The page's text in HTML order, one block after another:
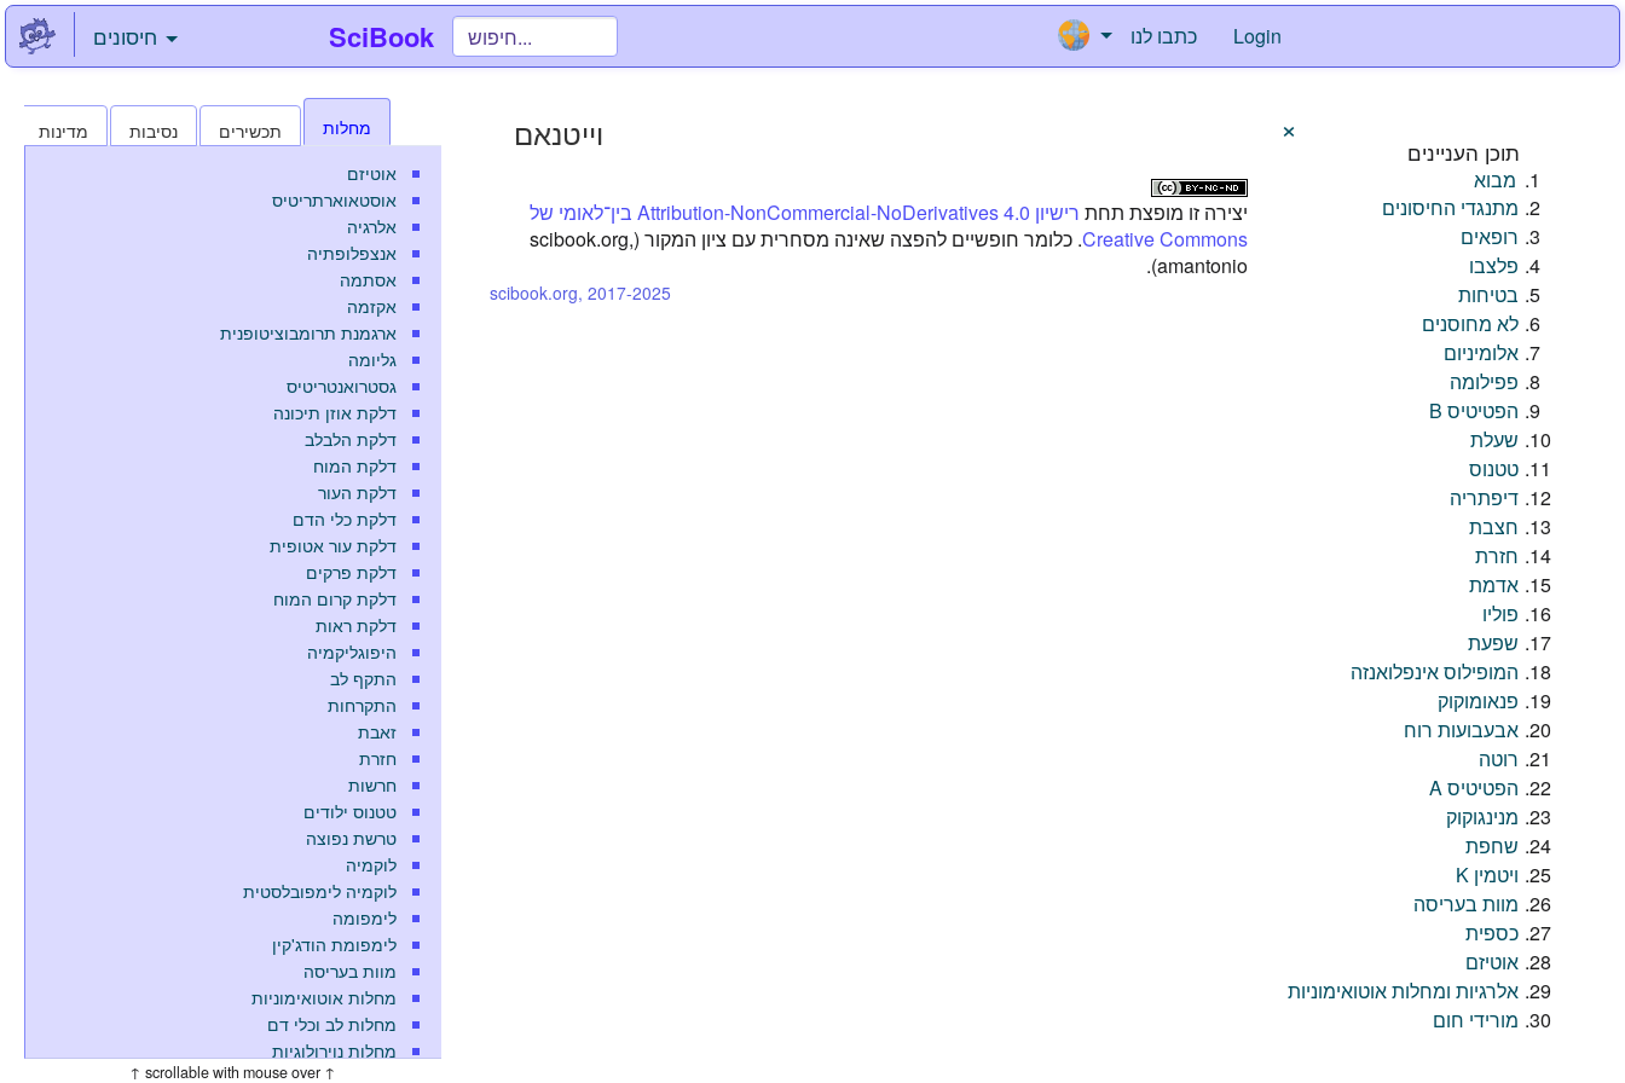
SciBook כתבו לנו Login
מחלות תכשירים נסיבות
מדינות
אוטיזם
אוסטאוארתריטיס
אלרגיה
אנצפלופתיה
אסתמה
אקזמה
ארגמנת תרומבוציטופנית
גליומה
גסטרואנטריטיס
דלקת אוזן תיכונה
דלקת הלבלב
דלקת המוח
דלקת העור
דלקת כלי הדם
דלקת עור אטופית
דלקת פרקים
דלקת קרום המוח
דלקת ראות
היפוגליקמיה
התקף לב
התקרחות
זאבת
חזרת
חרשות
טטנוס ילודים
טרשת נפוצה
לוקמיה
לוקמיה לימפובלסטית
לימפומה
לימפומת הודג'קין
מוות בעריסה
מחלות אוטואימוניות
מחלות לב וכלי דם
מחלות נוירולוגיות
מחלת אלצהיימר
↑ scrollable with mouse over ↑
וייטנאם
יצירה זו מופצת תחת
רישיון Attribution-NonCommercial-NoDerivatives 4.0 בין־לאומי של
Creative Commons
.
כלומר חופשיים להפצה שאינה מסחרית עם ציון המקור (scibook.org,
amantonio).
scibook.org, 2017-2025
×
תוכן העניינים
מבוא
מתנגדי החיסונים
רופאים
פלצבו
בטיחות
לא מחוסנים
אלומיניום
פפילומה
הפטיטיס B
שעלת
טטנוס
דיפתריה
חצבת
חזרת
אדמת
פוליו
שפעת
המופילוס אינפלואנזה
פנאומוקוק
אבעבועות רוח
רוטה
הפטיטיס A
מנינגוקוק
שחפת
ויטמין K
מוות בעריסה
כספית
אוטיזם
אלרגיות ומחלות אוטואימוניות
מורידי חום